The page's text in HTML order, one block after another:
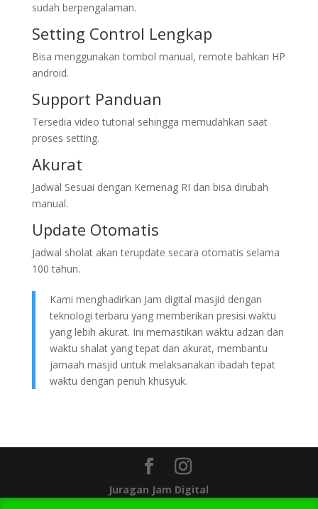
sudah berpengalaman.
Setting Control Lengkap
Bisa menggunakan tombol manual, remote bahkan HP
android.
Support Panduan
Tersedia video tutorial sehingga memudahkan saat
proses setting.
Akurat
Jadwal Sesuai dengan Kemenag RI dan bisa dirubah
manual.
Update Otomatis
Jadwal sholat akan terupdate secara otomatis selama
100 tahun.
Kami menghadirkan Jam digital masjid dengan
teknologi terbaru yang memberikan presisi waktu
yang lebih akurat. Ini memastikan waktu adzan dan
waktu shalat yang tepat dan akurat, membantu
jamaah masjid untuk melaksanakan ibadah tepat
waktu dengan penuh khusyuk.
Juragan Jam Digital